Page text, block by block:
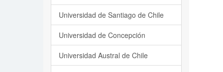
Universidad de Santiago de Chile
Universidad de Concepción
Universidad Austral de Chile